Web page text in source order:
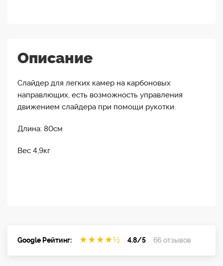
Описание
Слайдер для легких камер на карбоновых
направлющих, есть возможность управления
движением слайдера при помощи рукотки.
Длина: 80см
Вес 4,9кг
Google Рейтинг: ★ ★ ★ ★½ 4.8/5 66 отзывов